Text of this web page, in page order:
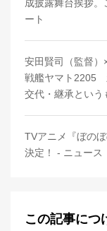
成披露舞台挨拶
ート
安田賢司（監督
戦艦ヤマト2205
交代・継承という
TVアニメ『ぼの
決定！ - ニュース
この記事につ